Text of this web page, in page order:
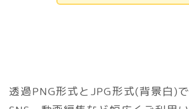
透過PNG形式とJPG形式(背景白)